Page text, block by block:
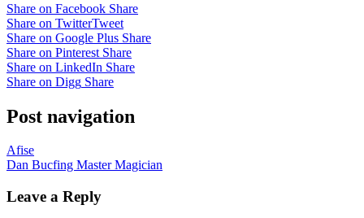
Share on Facebook Share
Share on TwitterTweet
Share on Google Plus Share
Share on Pinterest Share
Share on LinkedIn Share
Share on Digg Share
Post navigation
Afise
Dan Bucfing Master Magician
Leave a Reply